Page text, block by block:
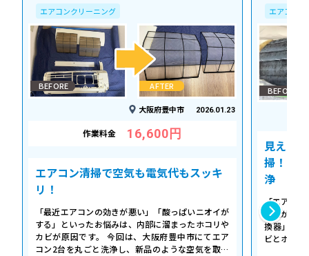
エアコンクリーニング
BEFORE AFTER
大阪府豊中市 2026.01.23
作業料金 16,600円
エアコン清掃で空気も電気代もスッキ
リ！
「最近エアコンの効きが悪い」「酸っぱいニオイが
する」といったお悩みは、内部に溜まったホコリや
カビが原因です。 今回は、大阪府豊中市にてエア
コン2台を丸ごと洗浄し、新品のような空気を取り
エアコン
BEFORE
見えな
掃！空
浄
「エアコ
た気がす
換器」の
ビとホコ